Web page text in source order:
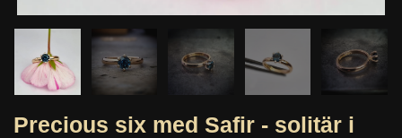
Precious six med Safir - solitär i